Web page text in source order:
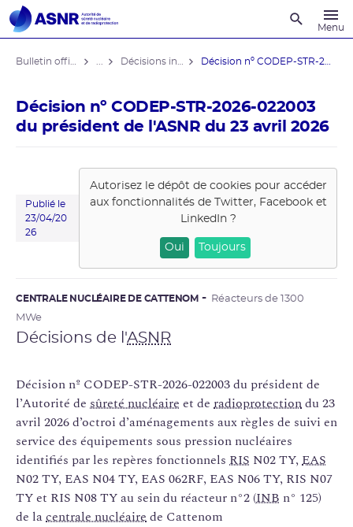
Menu
Décision nº CODEP-STR-2026-022003
du président de l'ASNR du 23 avril 2026
Publié le
23/04/20
26
Autorisez le dépôt de cookies pour accéder
aux fonctionnalités de Twitter, Facebook et
LinkedIn?
Oui Toujours
CENTRALE NUCLÉAIRE DE CATTENOM
Réacteurs de 1300
MWe
Décisions de l'ASNR
Décision nº CODEP-STR-2026-022003 du président de
l’Autorité de sûreté nucléaire et de radioprotectiondu 23
avril 2026 d’octroi d’aménagements aux règles de suivi en
service des équipements sous pression nucléaires
identifiés par les repères fonctionnels RIS N02 TY, EAS
N02 TY, EAS N04 TY, EAS 062RF, EAS N06 TY, RIS N07
TY et RIS N08 TY au sein du réacteur n°2 (INB n° 125)
de lacentrale nucléairede Cattenom